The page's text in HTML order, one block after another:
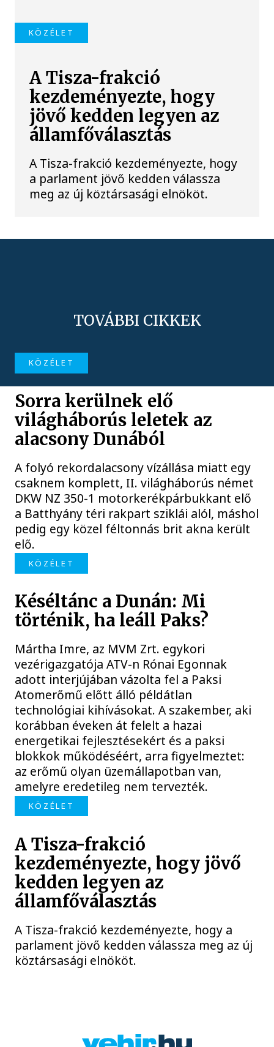
KÖZÉLET
A Tisza-frakció
kezdeményezte, hogy
jövő kedden legyen az
államfőválasztás
A Tisza-frakció kezdeményezte, hogy
a parlament jövő kedden válassza
meg az új köztársasági elnököt.
TOVÁBBI CIKKEK
KÖZÉLET
Sorra kerülnek elő
világháborús leletek az
alacsony Dunából
A folyó rekordalacsony vízállása miatt egy
csaknem komplett, II. világháborús német
DKW NZ 350-1 motorkerékpárbukkant elő
a Batthyány téri rakpart sziklái alól, máshol
pedig egy közel féltonnás brit akna került
elő.
KÖZÉLET
Késéltánc a Dunán: Mi
történik, ha leáll Paks?
Mártha Imre, az MVM Zrt. egykori
vezérigazgatója ATV-n Rónai Egonnak
adott interjújában vázolta fel a Paksi
Atomerőmű előtt álló példátlan
technológiai kihívásokat. A szakember, aki
korábban éveken át felelt a hazai
energetikai fejlesztésekért és a paksi
blokkok működéséért, arra figyelmeztet:
az erőmű olyan üzemállapotban van,
amelyre eredetileg nem tervezték.
KÖZÉLET
A Tisza-frakció
kezdeményezte, hogy jövő
kedden legyen az
államfőválasztás
A Tisza-frakció kezdeményezte, hogy a
parlament jövő kedden válassza meg az új
köztársasági elnököt.